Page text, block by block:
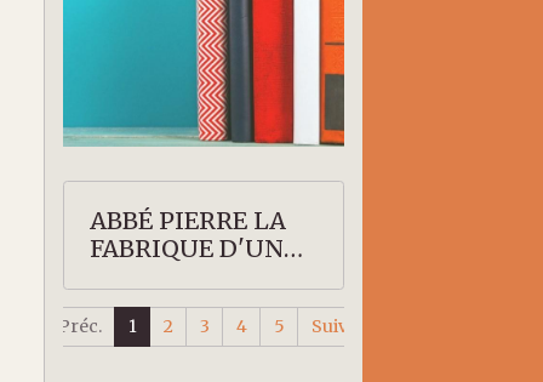
ABBÉ PIERRE LA
FABRIQUE D'UN
Préc. 1 2 3 4 5 Suiv.